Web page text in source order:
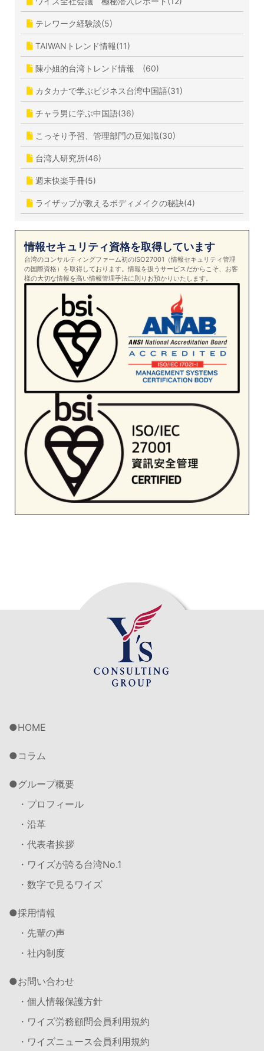
テレワーク経験談(5)
TAIWANトレンド情報(11)
陳小姐的台湾トレンド情報 (60)
カタカナで学ぶビジネス台湾中国語(31)
チャラ男に学ぶ中国語(36)
こっそり予習、管理部門の豆知識(30)
台湾人研究所(46)
週末快楽手冊(5)
ライザップが教えるボディメイクの秘訣(4)
情報セキュリティ資格を取得しています
台湾のコンサルティングファーム初のISO27001（情報セキュリティ管理
の国際資格）を取得しております。情報を扱うサービスだからこそ、お客
様の大切な情報を高い情報管理手法に則りお預かりいたします。
HOME
コラム
グループ概要
・プロフィール
・沿革
・代表者挨拶
・ワイズが誇る台湾No.1
・数字で見るワイズ
採用情報
・先輩の声
・社内制度
お問い合わせ
・個人情報保護方針
・ワイズ労務顧問会員利用規約
・ワイズニュース会員利用規約